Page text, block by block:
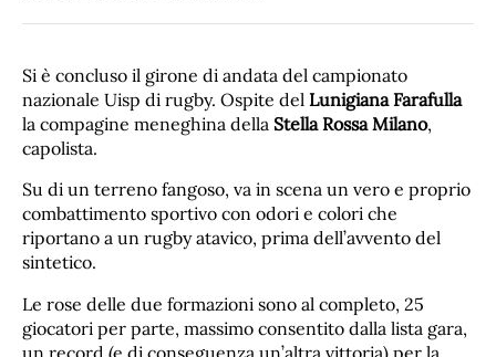
Si è concluso il girone di andata del campionato
nazionale Uisp di rugby. Ospite del Lunigiana Farafulla
la compagine meneghina della Stella Rossa Milano,
capolista.
Su di un terreno fangoso, va in scena un vero e proprio
combattimento sportivo con odori e colori che
riportano a un rugby atavico, prima dell’avvento del
sintetico.
Le rose delle due formazioni sono al completo, 25
giocatori per parte, massimo consentito dalla lista gara,